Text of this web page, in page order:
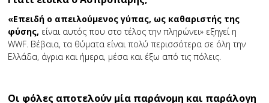
«Επειδή ο απειλούμενος γύπας, ως καθαριστής της
φύσης, είναι αυτός που στο τέλος την πληρώνει» εξηγεί η
WWF. Βέβαια, τα θύματα είναι πολύ περισσότερα σε όλη την
Ελλάδα, άγρια και ήμερα, μέσα και έξω από τις πόλεις.
Οι φόλες αποτελούν μία παράνομη και παράλογη